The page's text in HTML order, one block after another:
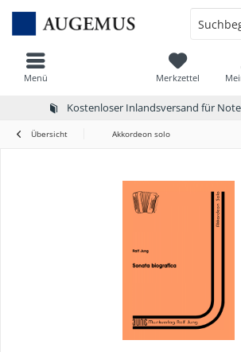
Kostenloser Inlandsversand für
Menü Merkzettel
Übersicht Akkordeon solo